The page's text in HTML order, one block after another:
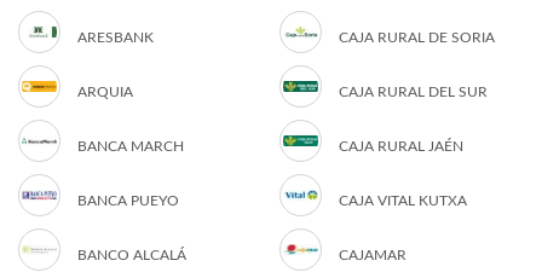
ARESBANK
ARQUIA
BANCA MARCH
BANCA PUEYO
BANCO ALCALÁ
CAJA RURAL DE SORIA
CAJA RURAL DEL SUR
CAJA RURAL JAÉN
CAJA VITAL KUTXA
CAJAMAR